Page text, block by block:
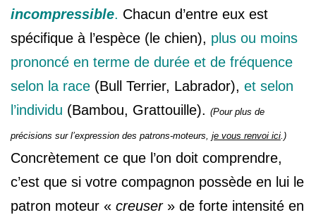
incompressible. Chacun d’entre eux est
spécifique à l’espèce (le chien), plus ou moins
prononcé en terme de durée et de fréquence
selon la race (Bull Terrier, Labrador), et selon
l’individu (Bambou, Grattouille). (Pour plus de
précisions sur l’expression des patrons-moteurs, je vous renvoi ici.)
Concrètement ce que l’on doit comprendre,
c’est que si votre compagnon possède en lui le
patron moteur « creuser» de forte intensité en